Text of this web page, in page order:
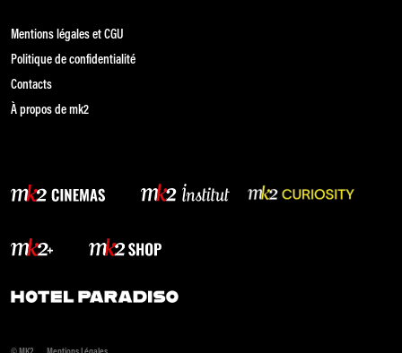
Mentions légales et CGU
Politique de confidentialité
Contacts
À propos de mk2